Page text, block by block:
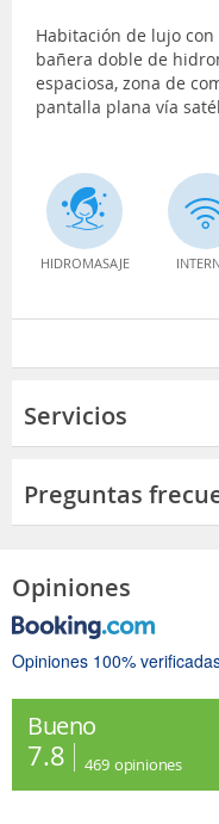
Habitación de lujo
bañera doble de
espaciosa, zona de
pantalla plana vía
HIDROMASAJE
Servicios
Preguntas
Opiniones
Opiniones 100%
Bueno
7.8 469 opiniones